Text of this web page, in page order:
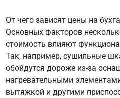
От чего зависят цены на
Основных факторов
стоимость влияют
Так, например, сушильные
обойдутся дороже из-за
нагревательными
вытяжкой и другими